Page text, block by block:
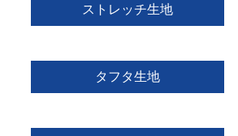
ストレッチ生地
タフタ生地